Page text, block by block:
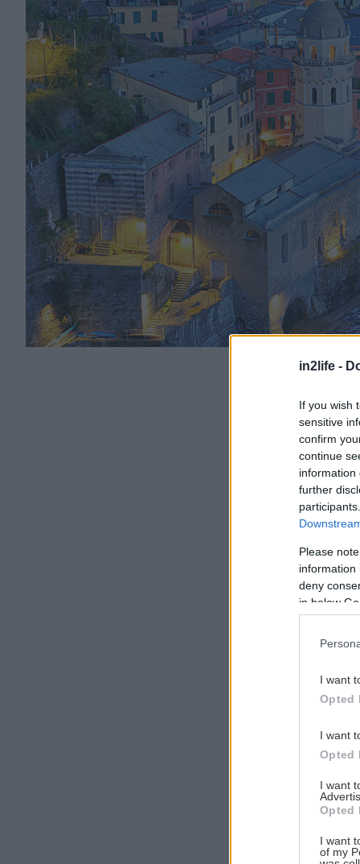
in2life -
If you wish
sensitive
confirm
continue
information
further
Please
information
deny
in below
I want
Opted
I want
Opted
I want
Opted
I want
of my